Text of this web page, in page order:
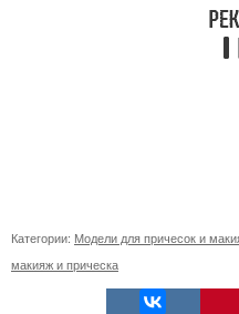
Категории: Модели для причесок и
макияж и прическа